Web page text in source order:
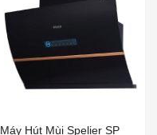
Máy Hút Mùi Spelier SP